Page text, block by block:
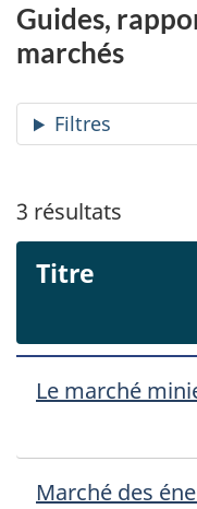
Guides,
marchés
Filtres
3 résultats
Titre
Le marché
Marché des